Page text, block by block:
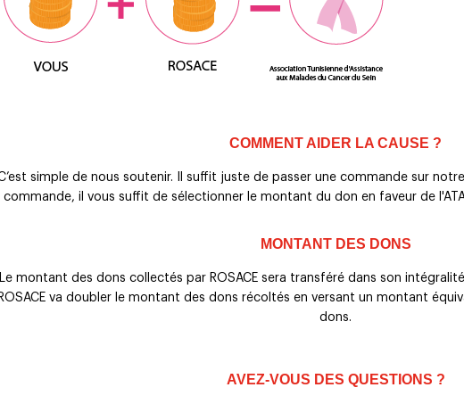
COMMENT AIDER LA CAUSE ?
simple de nous soutenir. Il suffit juste de passer une commande sur
commande, il vous suffit de sélectionner le montant du don en faveur de
MONTANT DES DONS
Le montant des dons collectés par ROSACE sera transféré dans son
ROSACE va doubler le montant des dons récoltés en versant un montant
dons.
AVEZ-VOUS DES QUESTIONS ?